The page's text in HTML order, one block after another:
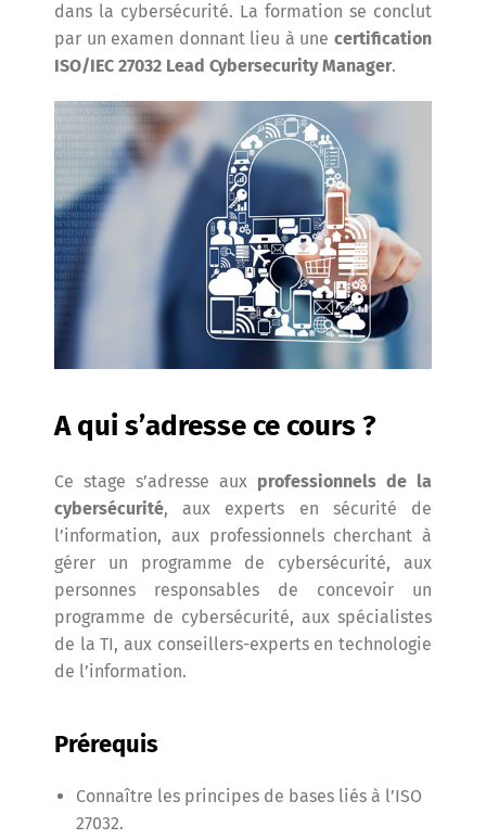
dans la cybersécurité. La formation se conclut
par un examen donnant lieu à une certification
ISO/IEC 27032 Lead Cybersecurity Manager.
A qui s’adresse ce cours ?
Ce stage s’adresse aux professionnels de la
cybersécurité, aux experts en sécurité de
l’information, aux professionnels cherchant à
gérer un programme de cybersécurité, aux
personnes responsables de concevoir un
programme de cybersécurité, aux spécialistes
de la TI, aux conseillers-experts en technologie
de l’information.
Prérequis
Connaître les principes de bases liés à l’ISO
27032.